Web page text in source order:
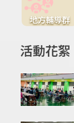
地方輔導群
活動花絮